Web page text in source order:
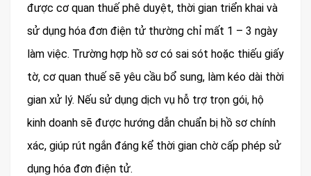
được cơ quan thuế phê duyệt, thời gian triển khai và
sử dụng hóa đơn điện tử thường chỉ mất 1 – 3 ngày
làm việc. Trường hợp hồ sơ có sai sót hoặc thiếu giấy
tờ, cơ quan thuế sẽ yêu cầu bổ sung, làm kéo dài thời
gian xử lý. Nếu sử dụng dịch vụ hỗ trợ trọn gói, hộ
kinh doanh sẽ được hướng dẫn chuẩn bị hồ sơ chính
xác, giúp rút ngắn đáng kể thời gian chờ cấp phép sử
dụng hóa đơn điện tử.